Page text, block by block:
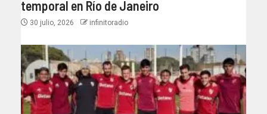
temporal en Río de Janeiro
30 julio, 2026 infinitoradio